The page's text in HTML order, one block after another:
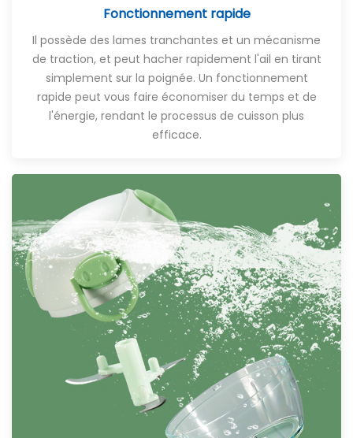
Fonctionnement rapide
Il possède des lames tranchantes et un mécanisme
de traction, et peut hacher rapidement l'ail en tirant
simplement sur la poignée. Un fonctionnement
rapide peut vous faire économiser du temps et de
l'énergie, rendant le processus de cuisson plus
efficace.